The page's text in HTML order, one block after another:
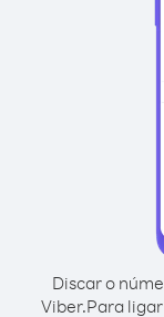
Discar o
Viber.Para